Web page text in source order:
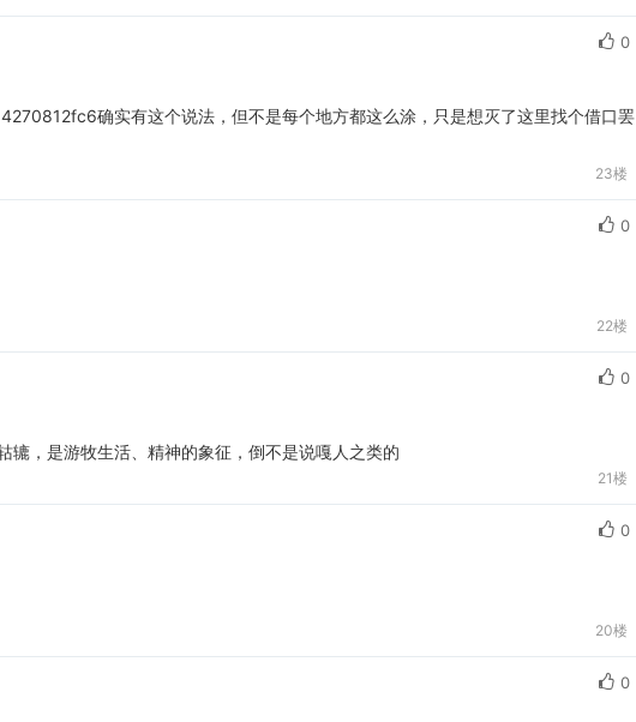
0
确实有这个说法，但不是每个地方都这么涂，只是想灭了这里找个借口罢
23楼
0
22楼
0
辘，是游牧生活、精神的象征，倒不是说嘎人之类的
21楼
0
20楼
0